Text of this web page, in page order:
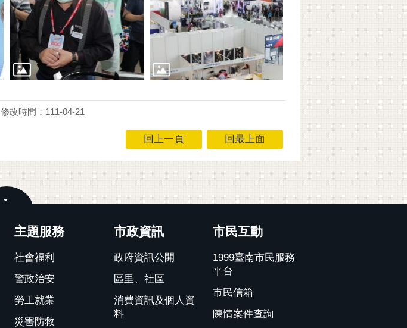
修改時間：111-04-21
回上一頁 回最上面
主題服務
社會福利
警政治安
勞工就業
災害防救
市政資訊
政府資訊公開
區里、社區
消費資訊及個人資
料
市民互動
1999臺南市民服務
平台
市民信箱
陳情案件查詢